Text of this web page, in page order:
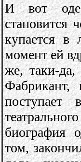
И вот
становится
купается
момент ей
же, таки-
Фабрикант,
поступает
биография
том,